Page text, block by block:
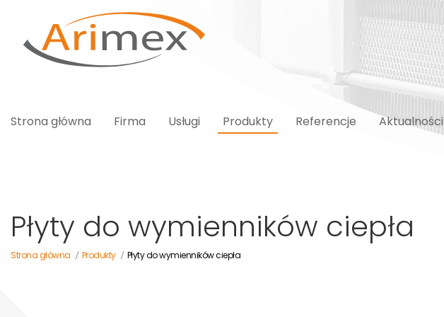
Strona główna Firma Usługi Produkty Referencje Aktualności
Płyty do wymienników ciepła
Strona główna / Produkty / Płyty do wymienników ciepła